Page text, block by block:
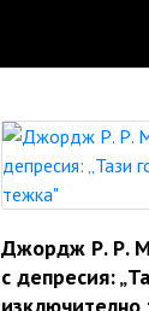
Джордж Р. Р.
с депресия: